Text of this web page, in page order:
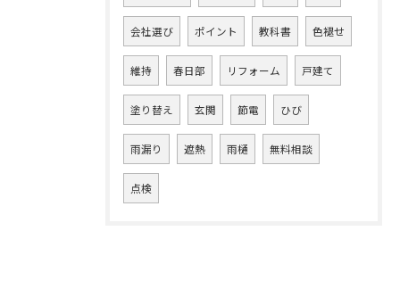
会社選び ポイント 教科書 色褪せ
維持 春日部 リフォーム 戸建て
塗り替え 玄関 節電 ひび
雨漏り 遮熱 雨樋 無料相談
点検